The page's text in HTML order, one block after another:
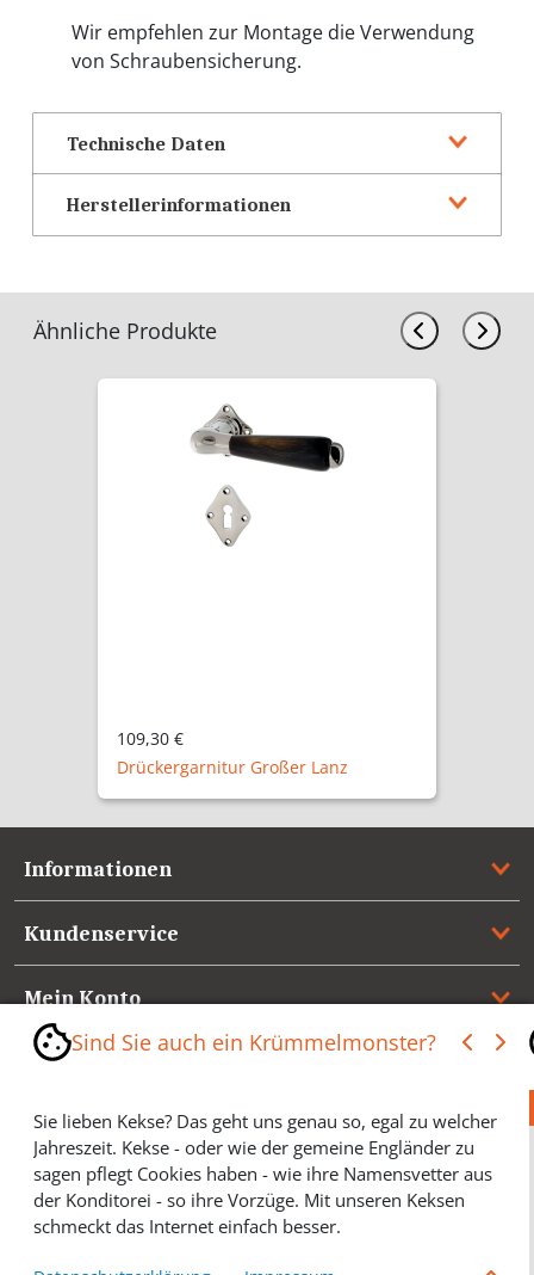
Wir empfehlen zur Montage die Verwendung
von Schraubensicherung.
Technische Daten
Herstellerinformationen
Ähnliche Produkte
Zimmertürbeschlag Stintenburginsel
Informationen
Kundenservice
Mein Konto
Referenzen
Medienspiegel & Presseinformationen
*** Vertrag widerrufen ***
Sind Sie auch ein Krümmelmonster?
Sie lieben Kekse? Das geht uns genau so, egal zu welcher
Jahreszeit. Kekse - oder wie der gemeine Engländer zu
sagen pflegt Cookies haben - wie ihre Namensvetter aus
der Konditorei - so ihre Vorzüge. Mit unseren Keksen
schmeckt das Internet einfach besser.
Cookies helfen Ihnen, Ihre gewünschten Artikel schneller